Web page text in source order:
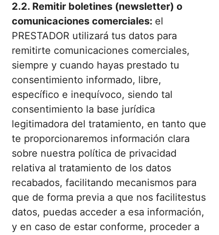
2.2. Remitir boletines (newsletter) o
comunicaciones comerciales: el
PRESTADOR utilizará tus datos para
remitirte comunicaciones comerciales,
siempre y cuando hayas prestado tu
consentimiento informado, libre,
específico e inequívoco, siendo tal
consentimiento la base jurídica
legitimadora del tratamiento, en tanto que
te proporcionaremos información clara
sobre nuestra política de privacidad
relativa al tratamiento de los datos
recabados, facilitando mecanismos para
que de forma previa a que nos facilitestus
datos, puedas acceder a esa información,
y en caso de estar conforme, proceder a